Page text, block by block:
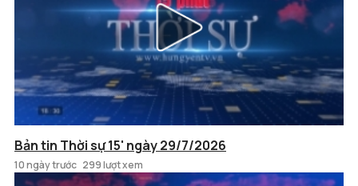
Bản tin Thời sự 15' ngày 29/7/2026
10 ngày trước 299 lượt xem